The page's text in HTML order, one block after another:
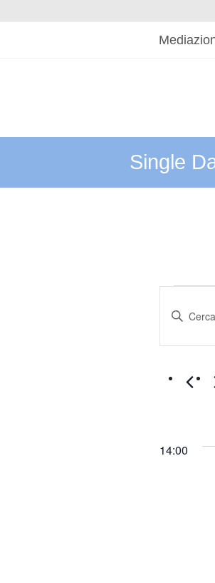
Single
for
2026
Ricerca
viste
Inserisci
Chiave.
Eventi
14:00